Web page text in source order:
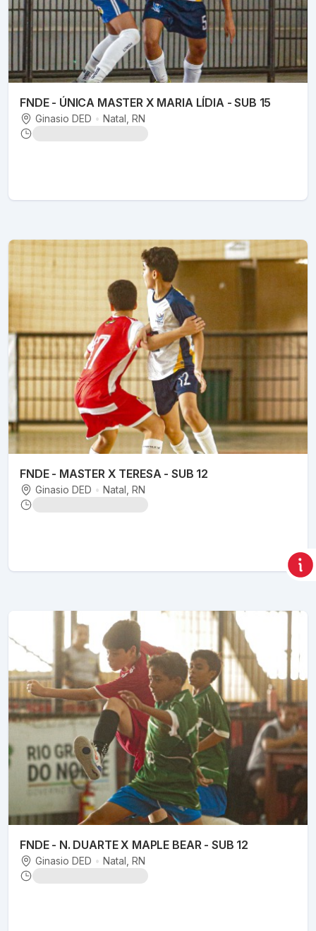
FNDE - ÚNICA MASTER X MARIA LÍDIA - SUB 15
Ginasio DED • Natal, RN
FNDE - MASTER X TERESA - SUB 12
Ginasio DED • Natal , RN
FNDE - N. DUARTE X MAPLE BEAR - SUB 12
Ginasio DED • Natal , RN